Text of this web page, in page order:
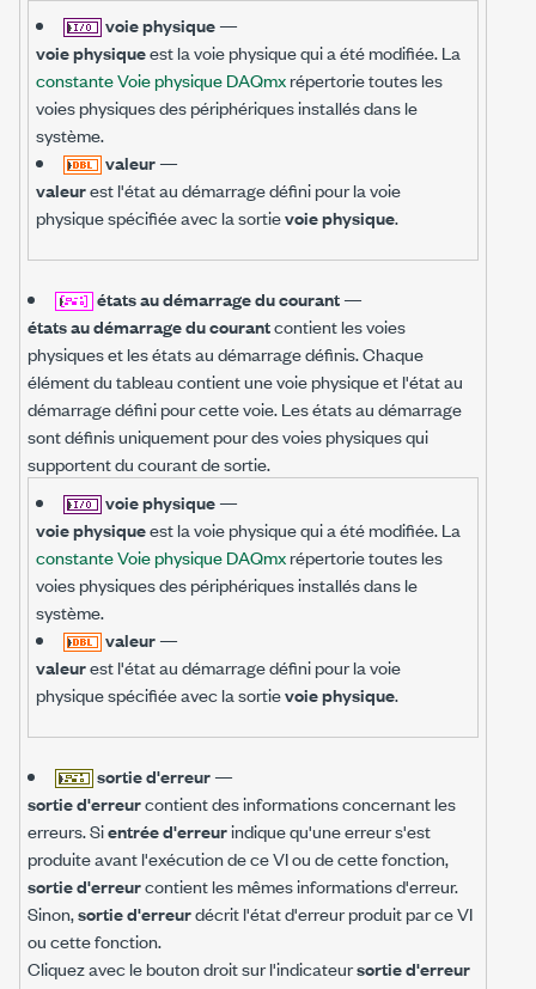
voie physique—
voie physiqueest la voie physique qui a été modifiée. La
constante Voie physique DAQmxrépertorie toutes les
voies physiques des périphériques installés dans le
système.
valeur—
valeurest l'état au démarrage défini pour la voie
physique spécifiée avec la sortievoie physique.
états au démarrage du courant—
états au démarrage du courantcontient les voies
physiques et les états au démarrage définis. Chaque
élément du tableau contient une voie physique et l'état au
démarrage défini pour cette voie. Les états au démarrage
sont définis uniquement pour des voies physiques qui
supportent du courant de sortie.
voie physique—
voie physiqueest la voie physique qui a été modifiée. La
constante Voie physique DAQmxrépertorie toutes les
voies physiques des périphériques installés dans le
système.
valeur—
valeurest l'état au démarrage défini pour la voie
physique spécifiée avec la sortievoie physique.
sortie d'erreur—
sortie d'erreurcontient des informations concernant les
erreurs. Sientrée d'erreurindique qu'une erreur s'est
produite avant l'exécution de ce VI ou de cette fonction,
sortie d'erreurcontient les mêmes informations d'erreur.
Sinon,sortie d'erreurdécrit l'état d'erreur produit par ce VI
ou cette fonction.
Cliquez avec le bouton droit sur l'indicateursortie d'erreur